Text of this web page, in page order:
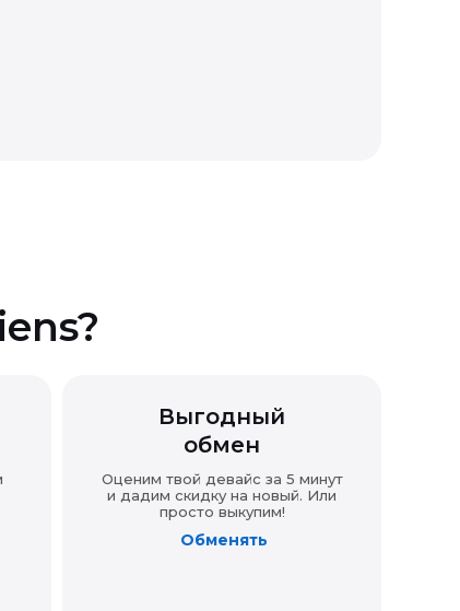
Выгодный
обмен
Обменять
Оценим твой девайс за 5 минут
и дадим скидку на новый. Или
просто выкупим!